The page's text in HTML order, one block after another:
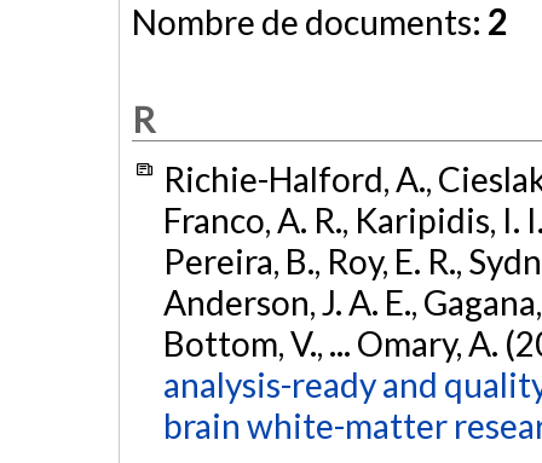
Nombre de documents: 2
R
Richie-Halford, A.,
Franco, A. R., Karipidis, I.
Pereira, B., Roy, E. R.,
Anderson, J. A. E.,
Bottom, V., ... Omary, A.
analysis-ready and
brain white-matter